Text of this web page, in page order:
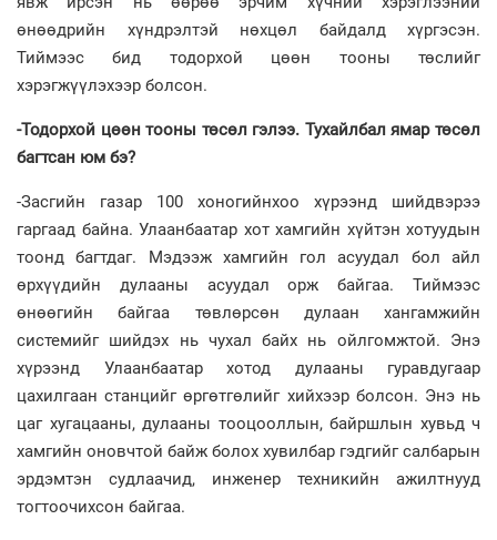
өнөөдрийн хүндрэлтэй нөхцөл байдалд хүргэсэн.
Тиймээс бид тодорхой цөөн тооны төслийг
хэрэгжүүлэхээр болсон.
-Тодорхой цөөн тооны төсөл гэлээ. Тухайлбал ямар төсөл
багтсан юм бэ?
-Засгийн газар 100 хоногийнхоо хүрээнд шийд­вэ­рээ
гаргаад байна. Улаанбаатар хот хамгийн хүйтэн хотуудын
тоонд багтдаг. Мэдээж хамгийн гол асуудал бол айл
өрхүүдийн дулааны асуудал орж байгаа. Тиймээс
өнөөгийн байгаа төвлөрсөн дулаан хангамжийн
системийг шийдэх нь чухал байх нь ойлгомжтой. Энэ
хүрээнд Улаанбаатар хотод дулааны гуравдугаар
цахилгаан станцийг өргөтгөлийг хийхээр болсон. Энэ нь
цаг хугацааны, дулааны тооцооллын, байршлын хувьд ч
хамгийн оновчтой байж болох хувилбар гэдгийг салбарын
эрдэмтэн судлаачид, инженер техникийн ажилтнууд
тогтоочихсон байгаа.